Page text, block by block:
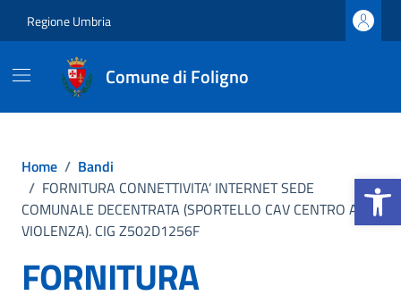
Apri la
Regione Umbria
Comune di Foligno
Home / Bandi
/ FORNITURA CONNETTIVITA’ INTERNET SEDE
COMUNALE DECENTRATA (SPORTELLO CAV CENTRO ANTI
VIOLENZA). CIG Z502D1256F
FORNITURA